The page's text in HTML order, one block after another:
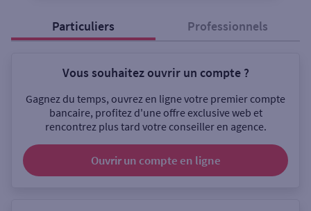
Sélectionnez votre recherche
Ouverte le samedi
Ouverte le lundi
Particuliers Professionnels
Vous souhaitez ouvrir un compte ?
Gagnez du temps, ouvrez en ligne votre premier compte
bancaire, profitez d'une offre exclusive web et
rencontrez plus tard votre conseiller en agence.
Ouvrir un compte en ligne